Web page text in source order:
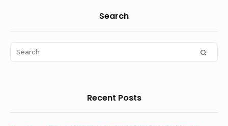
Area
Search
Search
for:
Recent Posts